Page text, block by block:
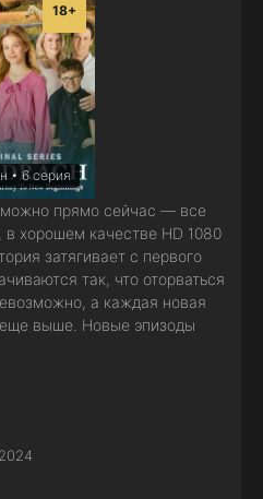
• 6 серия
18+
можно прямо сейчас — все
в хорошем качестве HD 1080
затягивает с первого
так, что оторваться
а каждая новая
выше. Новые эпизоды